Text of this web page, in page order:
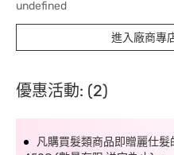
undefined
進入廠商專
優惠活動: (2)
凡購買髮類商品即贈麗仕